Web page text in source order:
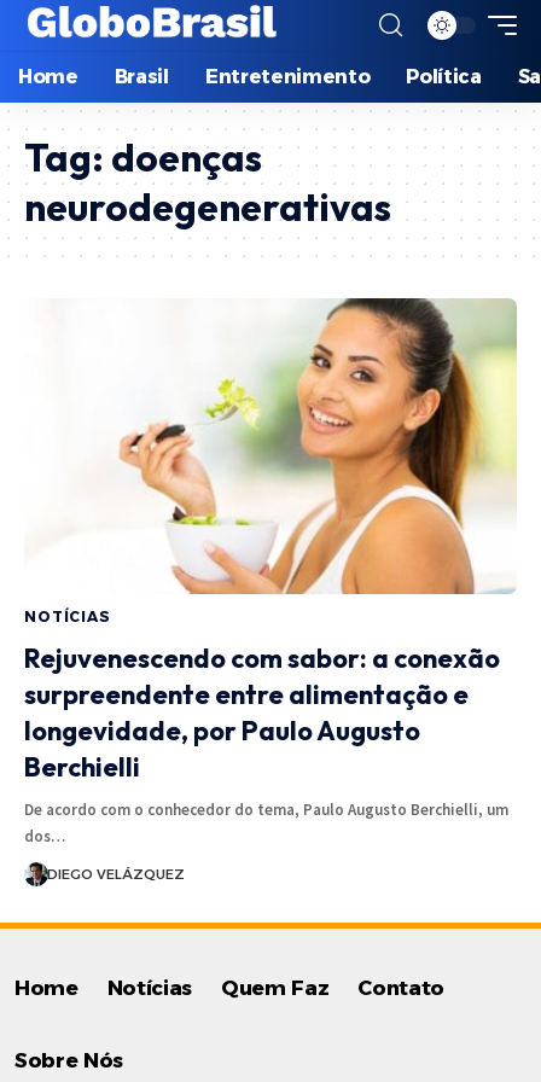
Home Brasil Entretenimento Política
Tag: doenças
neurodegenerativas
NOTÍCIAS
Rejuvenescendo com sabor: a conexão
surpreendente entre alimentação e
longevidade, por Paulo Augusto
Berchielli
De acordo com o conhecedor do tema, Paulo Augusto Berchielli, um
dos…
DIEGO VELÁZQUEZ
Home Notícias Quem Faz Contato
Sobre Nós